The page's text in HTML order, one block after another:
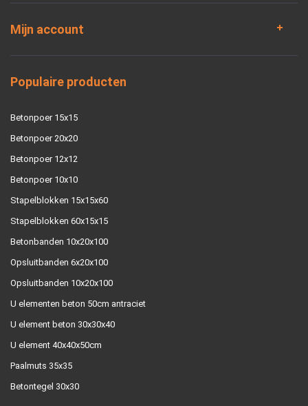
Mijn account
Populaire producten
Betonpoer 15x15
Betonpoer 20x20
Betonpoer 12x12
Betonpoer 10x10
Stapelblokken 15x15x60
Stapelblokken 60x15x15
Betonbanden 10x20x100
Opsluitbanden 6x20x100
Opsluitbanden 10x20x100
U elementen beton 50cm antraciet
U element beton 30x30x40
U element 40x40x50cm
Paalmuts 35x35
Betontegel 30x30